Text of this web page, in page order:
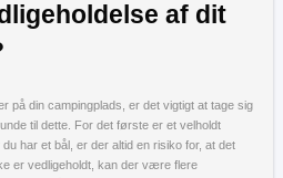
af dit
på din campingplads, er det vigtigt at tage sig
til dette. For det første er et velholdt
har et bål, er der altid en risiko for, at det
er vedligeholdt, kan der være flere